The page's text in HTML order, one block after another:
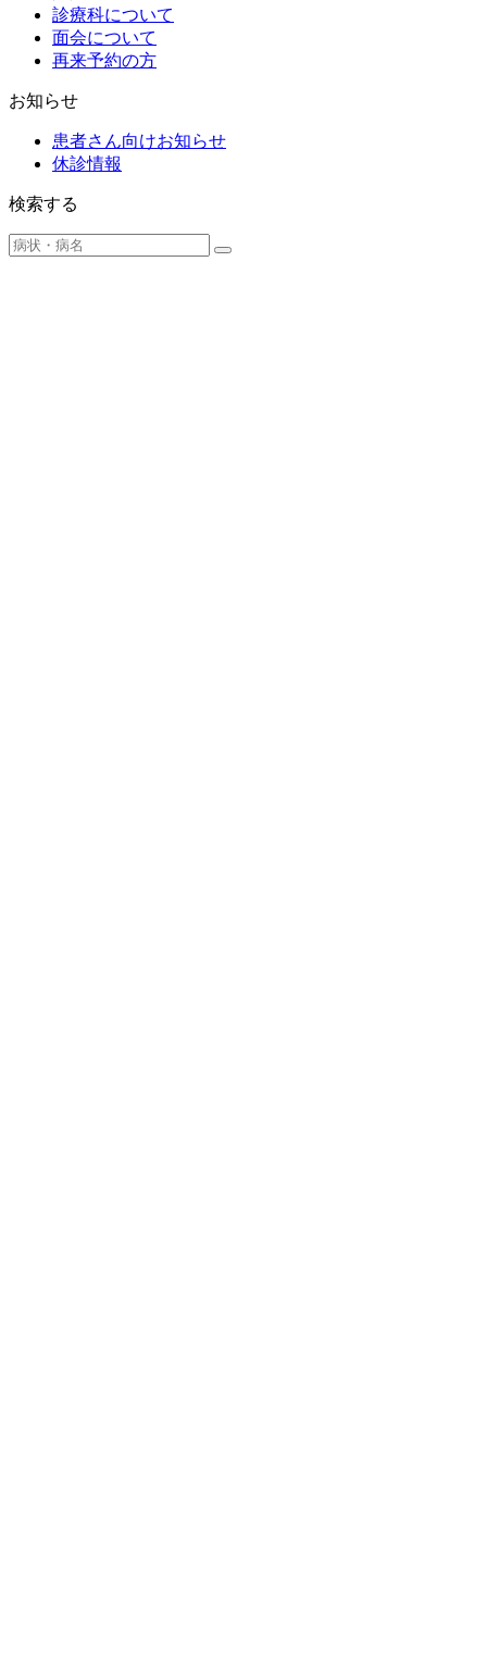
診療科について
面会について
再来予約の方
お知らせ
患者さん向けお知らせ
休診情報
検索する